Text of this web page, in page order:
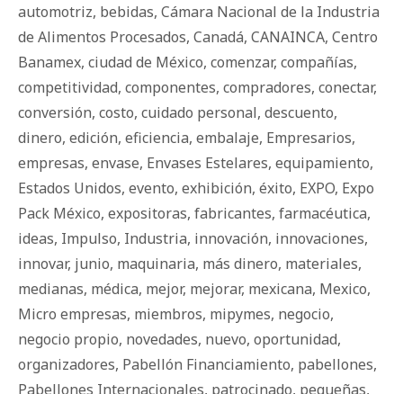
automotriz, bebidas, Cámara Nacional de la Industria
de Alimentos Procesados, Canadá, CANAINCA, Centro
Banamex, ciudad de México, comenzar, compañías,
competitividad, componentes, compradores, conectar,
conversión, costo, cuidado personal, descuento,
dinero, edición, eficiencia, embalaje, Empresarios,
empresas, envase, Envases Estelares, equipamiento,
Estados Unidos, evento, exhibición, éxito, EXPO, Expo
Pack México, expositoras, fabricantes, farmacéutica,
ideas, Impulso, Industria, innovación, innovaciones,
innovar, junio, maquinaria, más dinero, materiales,
medianas, médica, mejor, mejorar, mexicana, Mexico,
Micro empresas, miembros, mipymes, negocio,
negocio propio, novedades, nuevo, oportunidad,
organizadores, Pabellón Financiamiento, pabellones,
Pabellones Internacionales, patrocinado, pequeñas,